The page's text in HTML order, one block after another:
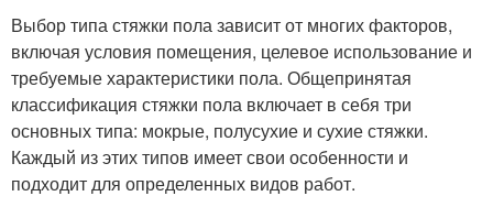
Выбор типа стяжки пола зависит от многих факторов,
включая условия помещения, целевое использование и
требуемые характеристики пола. Общепринятая
классификация стяжки пола включает в себя три
основных типа: мокрые, полусухие и сухие стяжки.
Каждый из этих типов имеет свои особенности и
подходит для определенных видов работ.